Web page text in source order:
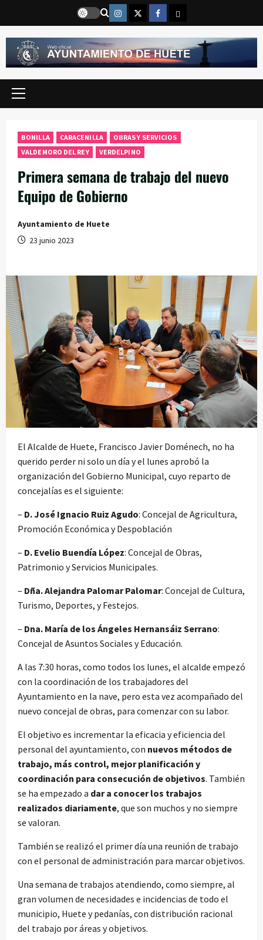
contenido
Instragram
TwitterFacebook
Email
Menú
BONILLA CARACENILLA
OBRAS Y SERVICIOS
VALDEMORO DEL REY
VERDELPINO
Primera semana de trabajo del nuevo
Equipo de Gobierno
Ayuntamiento de Huete
23 junio 2023
El Alcalde de Huete, Francisco Javier Doménech, no ha
querido perder ni solo un día y el lunes aprobó la
organización del Gobierno Municipal, cuyo reparto de
concejalías es el siguiente:
– D. José Ignacio Ruiz Agudo: Concejal de Agricultura,
Promoción Económica y Despoblación
– D. Evelio Buendía López: Concejal de Obras,
Patrimonio y Servicios Municipales.
– Dña. Alejandra Palomar Palomar: Concejal de Cultura,
Turismo, Deportes, y Festejos.
– Dna. María de los Ángeles Hernansáiz Serrano:
Concejal de Asuntos Sociales y Educación.
A las 7:30 horas, como todos los lunes, el alcalde empezó
con la coordinación de los trabajadores del
Ayuntamiento en la nave, pero esta vez acompañado del
nuevo concejal de obras, para comenzar con su labor.
El objetivo es incrementar la eficacia y eficiencia del
personal del ayuntamiento, con nuevos métodos de
trabajo, más control, mejor planificación y
coordinación para consecución de objetivos. También
se ha empezado a dar a conocer los trabajos
realizados diariamente, que son muchos y no siempre
se valoran.
También se realizó el primer día una reunión de trabajo
con el personal de administración para marcar objetivos.
Una semana de trabajos atendiendo, como siempre, al
gran volumen de necesidades e incidencias de todo el
municipio, Huete y pedanías, con distribución racional
del trabajo por áreas y objetivos.